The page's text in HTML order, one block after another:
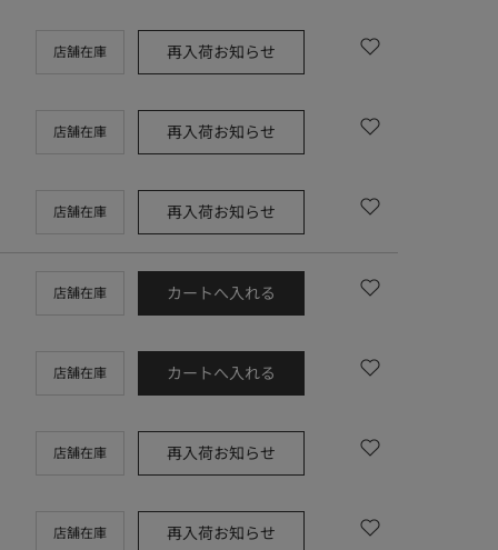
店舗在庫 再入荷お知らせ
店舗在庫 再入荷お知らせ
店舗在庫 再入荷お知らせ
店舗在庫 カートへ入れる
店舗在庫 カートへ入れる
店舗在庫 再入荷お知らせ
店舗在庫 再入荷お知らせ